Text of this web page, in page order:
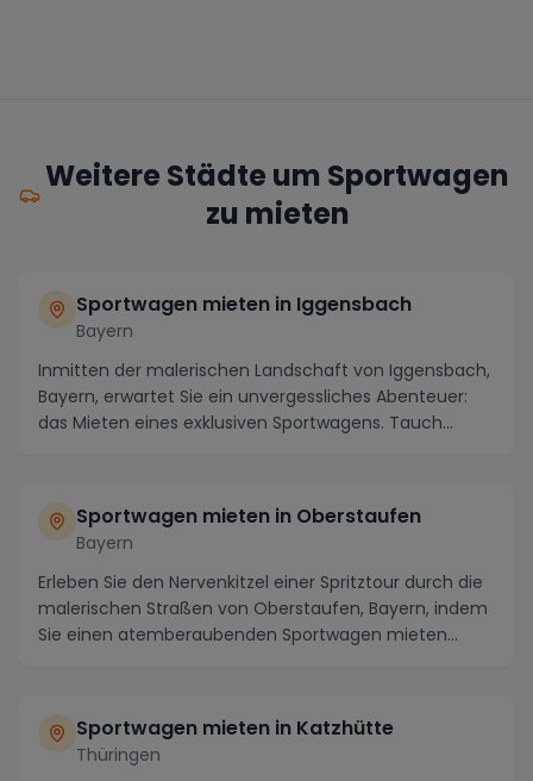
Weitere Städte um Sportwagen
zu mieten
Sportwagen mieten in Iggensbach
Bayern
Inmitten der malerischen Landschaft von Iggensbach,
Bayern, erwartet Sie ein unvergessliches Abenteuer:
das Mieten eines exklusiven Sportwagens. Tauch...
Sportwagen mieten in Oberstaufen
Bayern
Erleben Sie den Nervenkitzel einer Spritztour durch die
malerischen Straßen von Oberstaufen, Bayern, indem
Sie einen atemberaubenden Sportwagen mieten...
Sportwagen mieten in Katzhütte
Thüringen